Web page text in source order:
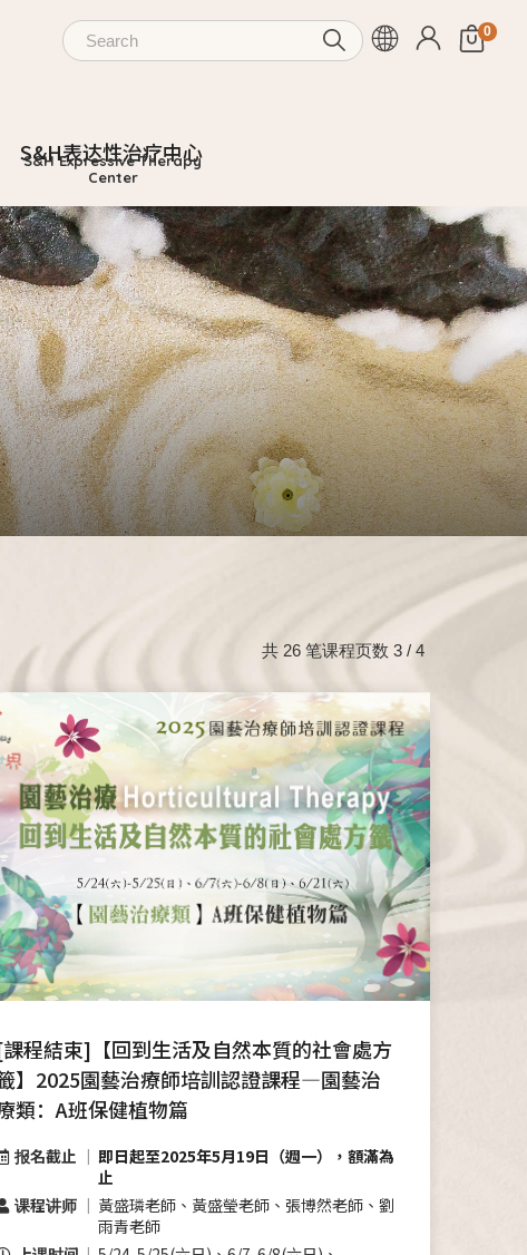
S&H表达性治疗中心
共 26 笔课程页数 3 / 4
程結束]【回到生活及自然本質的社會處方
】2025園藝治療師培訓認證課程—園藝治
類：A班保健植物篇
报名截止
即日起至2025年5月19日（週一），額滿為
止
课程讲师
黃盛璘老師、黃盛瑩老師、張博然老師、劉
雨青老師